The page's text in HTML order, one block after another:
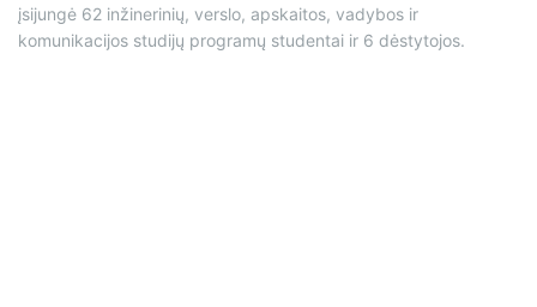
įsijungė 62 inžinerinių, verslo, apskaitos, vadybos ir
komunikacijos studijų programų studentai ir 6 dėstytojos.